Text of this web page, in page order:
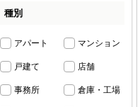
種別
アパート マンション
戸建て 店舗
事務所 倉庫・工場